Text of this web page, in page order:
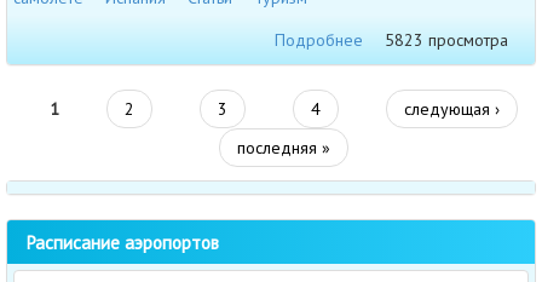
Подробнее
5823 просмотра
1 2 3 4
следующая ›
последняя »
Расписание аэропортов